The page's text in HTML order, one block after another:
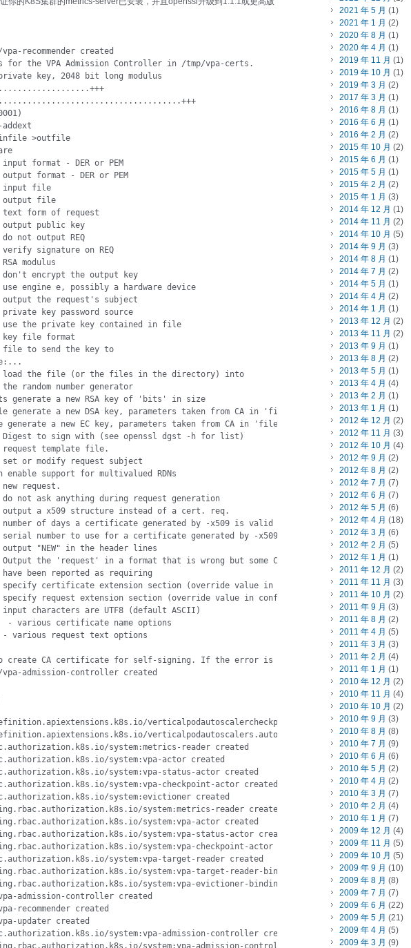
recommender created
for the VPA Admission Controller in /tmp/vpa-certs.
private key, 2048 bit long modulus
>outfile
format - DER or PEM
format - DER or PEM
file
file
form of request
public key
not output REQ
signature on REQ
modulus
encrypt the output key
engine e, possibly a hardware device
the request's subject
key password source
the private key contained in file
key file format
to send the key to
the file (or the files in the directory) into
random number generator
generate a new RSA key of 'bits' in size
generate a new DSA key, parameters taken from CA in 'file'
generate a new EC key, parameters taken from CA in 'file'
to sign with (see openssl dgst -h for list)
template file.
or modify request subject
enable support for multivalued RDNs
request.
not ask anything during request generation
a x509 structure instead of a cert. req.
of days a certificate generated by -x509 is valid for.
number to use for a certificate generated by -x509.
"NEW" in the header lines
the 'request' in a format that is wrong but some CA's
been reported as requiring
certificate extension section (override value in config file)
request extension section (override value in config file)
characters are UTF8 (default ASCII)
- various certificate name options
various request text options
to create CA certificate for self-signing. If the error is "unknown option -addext",
vpa-admission-controller created
verticalpodautoscalercheckpoints.autoscaling.k8s.io
verticalpodautoscalers.autoscaling.k8s.io created
system:metrics-reader created
system:vpa-actor created
system:vpa-status-actor created
system:vpa-checkpoint-actor created
system:evictioner created
system:metrics-reader created
system:vpa-actor created
system:vpa-status-actor created
system:vpa-checkpoint-actor created
system:vpa-target-reader created
system:vpa-target-reader-binding created
system:vpa-evictioner-binding created
admission-controller created
recommender created
updater created
system:vpa-admission-controller created
system:vpa-admission-controller created
2021 年 5 月 (1)
2021 年 1 月 (2)
2020 年 8 月 (1)
2020 年 4 月 (1)
2019 年 11 月 (1)
2019 年 10 月 (1)
2019 年 3 月 (2)
2017 年 3 月 (1)
2016 年 8 月 (1)
2016 年 6 月 (1)
2016 年 2 月 (2)
2015 年 10 月 (2)
2015 年 6 月 (1)
2015 年 5 月 (1)
2015 年 2 月 (2)
2015 年 1 月 (3)
2014 年 12 月 (1)
2014 年 11 月 (2)
2014 年 10 月 (5)
2014 年 9 月 (3)
2014 年 8 月 (1)
2014 年 7 月 (2)
2014 年 5 月 (1)
2014 年 4 月 (2)
2014 年 1 月 (1)
2013 年 12 月 (2)
2013 年 11 月 (2)
2013 年 9 月 (1)
2013 年 8 月 (2)
2013 年 5 月 (1)
2013 年 4 月 (4)
2013 年 2 月 (1)
2013 年 1 月 (1)
2012 年 12 月 (2)
2012 年 11 月 (3)
2012 年 10 月 (4)
2012 年 9 月 (2)
2012 年 8 月 (2)
2012 年 7 月 (7)
2012 年 6 月 (7)
2012 年 5 月 (6)
2012 年 4 月 (18)
2012 年 3 月 (6)
2012 年 2 月 (5)
2012 年 1 月 (1)
2011 年 12 月 (2)
2011 年 11 月 (3)
2011 年 10 月 (2)
2011 年 9 月 (3)
2011 年 8 月 (2)
2011 年 4 月 (5)
2011 年 3 月 (3)
2011 年 2 月 (4)
2011 年 1 月 (1)
2010 年 12 月 (2)
2010 年 11 月 (4)
2010 年 10 月 (2)
2010 年 9 月 (3)
2010 年 8 月 (8)
2010 年 7 月 (9)
2010 年 6 月 (6)
2010 年 5 月 (2)
2010 年 4 月 (2)
2010 年 3 月 (7)
2010 年 2 月 (4)
2010 年 1 月 (7)
2009 年 12 月 (4)
2009 年 11 月 (5)
2009 年 10 月 (5)
2009 年 9 月 (10)
2009 年 8 月 (8)
2009 年 7 月 (7)
2009 年 6 月 (22)
2009 年 5 月 (21)
2009 年 4 月 (5)
2009 年 3 月 (9)